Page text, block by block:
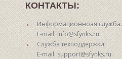
КОНТАКТЫ:
Информационноая служба:
E-mail: info@sfynks.ru
Служба техподдержки:
E-mail: support@sfynks.ru